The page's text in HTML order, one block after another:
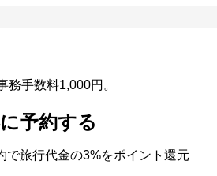
務手数料1,000円。
予約する
で旅行代金の3%をポイント還元